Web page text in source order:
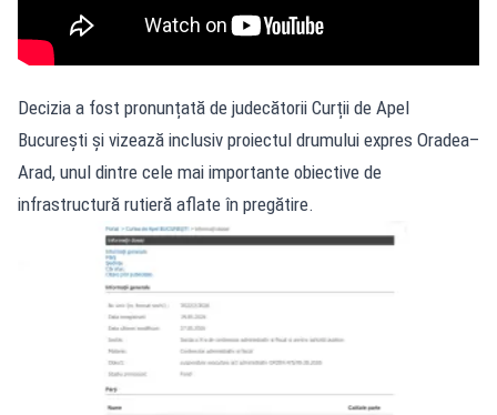
Decizia a fost pronunțată de judecătorii Curții de Apel
București și vizează inclusiv proiectul drumului expres Oradea–
Arad, unul dintre cele mai importante obiective de
infrastructură rutieră aflate în pregătire.